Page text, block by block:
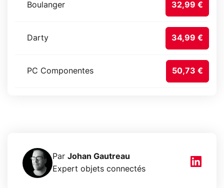
Boulanger 32,99 €
Darty 34,99 €
PC Componentes 50,73 €
Par Johan Gautreau
Expert objets connectés